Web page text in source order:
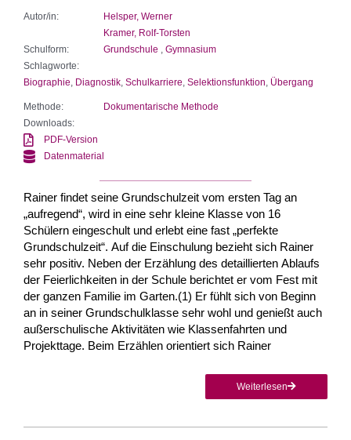
Autor/in:
Helsper, Werner
Kramer, Rolf-Torsten
Schulform:
Grundschule
Gymnasium
Schlagworte:
Biographie Diagnostik Schulkarriere Selektionsfunktion Übergang
Methode:
Dokumentarische Methode
Downloads:
PDF-Version
Datenmaterial
Rainer findet seine Grundschulzeit vom ersten Tag an
„aufregend“, wird in eine sehr kleine Klasse von 16
Schülern eingeschult und erlebt eine fast „perfekte
Grundschulzeit“. Auf die Einschulung bezieht sich Rainer
sehr positiv. Neben der Erzählung des detaillierten Ablaufs
der Feierlichkeiten in der Schule berichtet er vom Fest mit
der ganzen Familie im Garten.(1) Er fühlt sich von Beginn
an in seiner Grundschulklasse sehr wohl und genießt auch
außerschulische Aktivitäten wie Klassenfahrten und
Projekttage. Beim Erzählen orientiert sich Rainer
Weiterlesen